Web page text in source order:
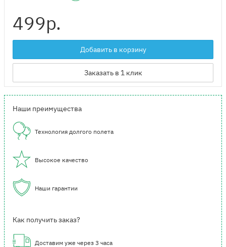
499р.
Добавить в корзину
Заказать в 1 клик
Наши преимущества
Технология долгого полета
Высокое качество
Наши гарантии
Как получить заказ?
Доставим уже через 3 часа